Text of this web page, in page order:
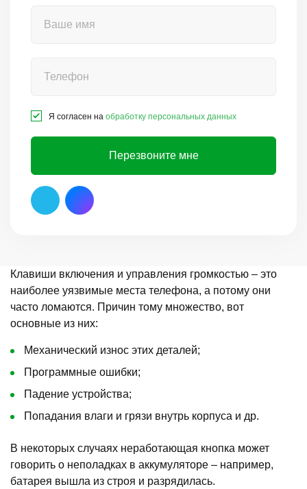
Я согласен на обработку персональных данных
Перезвоните мне
Клавиши включения и управления громкостью – это
наиболее уязвимые места телефона, а потому они
часто ломаются. Причин тому множество, вот
основные из них:
Механический износ этих деталей;
Программные ошибки;
Падение устройства;
Попадания влаги и грязи внутрь корпуса и др.
В некоторых случаях неработающая кнопка может
говорить о неполадках в аккумуляторе – например,
батарея вышла из строя и разрядилась.